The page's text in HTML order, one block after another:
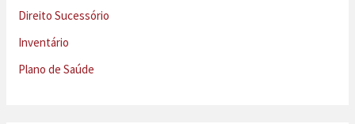
Direito Sucessório
Inventário
Plano de Saúde